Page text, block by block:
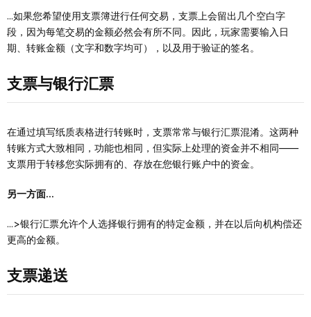
...如果您希望使用支票簿进行任何交易，支票上会留出几个空白字
段，因为每笔交易的金额必然会有所不同。因此，玩家需要输入日
期、转账金额（文字和数字均可），以及用于验证的签名。
支票与银行汇票
在通过填写纸质表格进行转账时，支票常常与银行汇票混淆。这两种
转账方式大致相同，功能也相同，但实际上处理的资金并不相同——
支票用于转移您实际拥有的、存放在您银行账户中的资金。
另一方面...
...>银行汇票允许个人选择银行拥有的特定金额，并在以后向机构偿还
更高的金额。
支票递送